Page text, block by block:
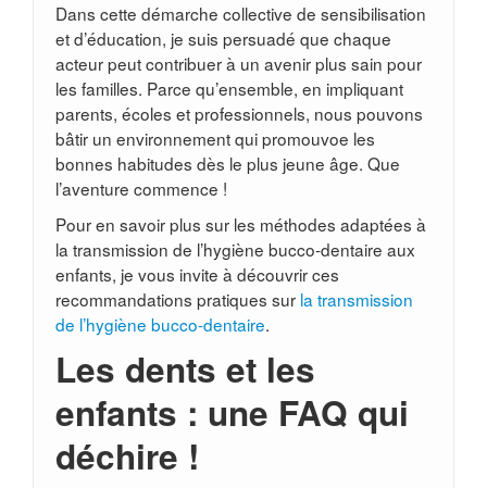
Dans cette démarche collective de sensibilisation
et d’éducation, je suis persuadé que chaque
acteur peut contribuer à un avenir plus sain pour
les familles. Parce qu’ensemble, en impliquant
parents, écoles et professionnels, nous pouvons
bâtir un environnement qui promouvoe les
bonnes habitudes dès le plus jeune âge. Que
l’aventure commence !
Pour en savoir plus sur les méthodes adaptées à
la transmission de l’hygiène bucco-dentaire aux
enfants, je vous invite à découvrir ces
recommandations pratiques sur la transmission
de l’hygiène bucco-dentaire.
Les dents et les
enfants : une FAQ qui
déchire !